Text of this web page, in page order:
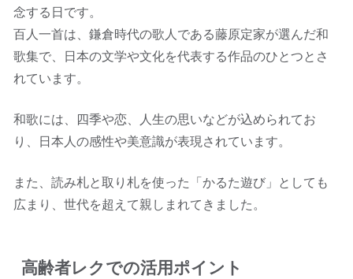
念する日です。
百人一首は、鎌倉時代の歌人である藤原定家が選んだ和
歌集で、日本の文学や文化を代表する作品のひとつとさ
れています。
和歌には、四季や恋、人生の思いなどが込められてお
り、日本人の感性や美意識が表現されています。
また、読み札と取り札を使った「かるた遊び」としても
広まり、世代を超えて親しまれてきました。
高齢者レクでの活用ポイント